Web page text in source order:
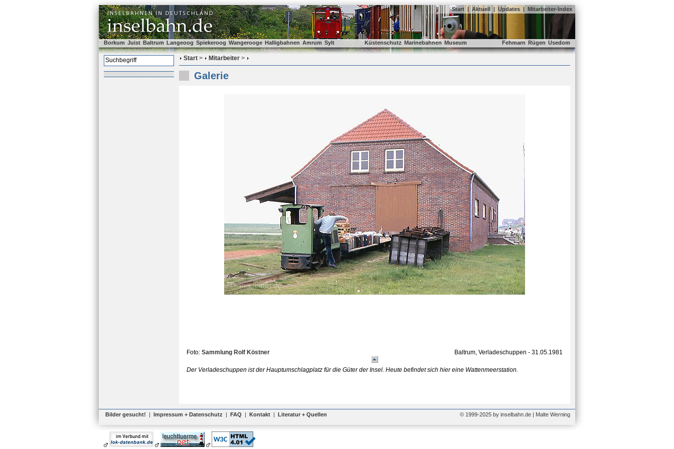
Start | Aktuell | Updates | Mitarbeiter-Index
Borkum Juist Baltrum Langeoog Spiekeroog Wangerooge Halligbahnen Amrum Sylt Küstenschutz Marinebahnen Museum Fehmarn Rügen Usedom
Start > Mitarbeiter >
Galerie
Foto: Sammlung Rolf Köstner Baltrum, Verladeschuppen - 31.05.1981
Der Verladeschuppen ist der Hauptumschlagplatz für die Güter der Insel. Heute befindet sich hier eine Wattenmeerstation.
Bilder gesucht! | Impressum + Datenschutz | FAQ | Kontakt | Literatur + Quellen © 1999-2025 by inselbahn.de | Malte Werning